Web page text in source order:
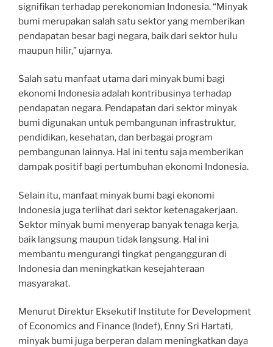
signifikan terhadap perekonomian Indonesia. “Minyak
bumi merupakan salah satu sektor yang memberikan
pendapatan besar bagi negara, baik dari sektor hulu
maupun hilir,” ujarnya.
Salah satu manfaat utama dari minyak bumi bagi
ekonomi Indonesia adalah kontribusinya terhadap
pendapatan negara. Pendapatan dari sektor minyak
bumi digunakan untuk pembangunan infrastruktur,
pendidikan, kesehatan, dan berbagai program
pembangunan lainnya. Hal ini tentu saja memberikan
dampak positif bagi pertumbuhan ekonomi Indonesia.
Selain itu, manfaat minyak bumi bagi ekonomi
Indonesia juga terlihat dari sektor ketenagakerjaan.
Sektor minyak bumi menyerap banyak tenaga kerja,
baik langsung maupun tidak langsung. Hal ini
membantu mengurangi tingkat pengangguran di
Indonesia dan meningkatkan kesejahteraan
masyarakat.
Menurut Direktur Eksekutif Institute for Development
of Economics and Finance (Indef), Enny Sri Hartati,
minyak bumi juga berperan dalam meningkatkan daya